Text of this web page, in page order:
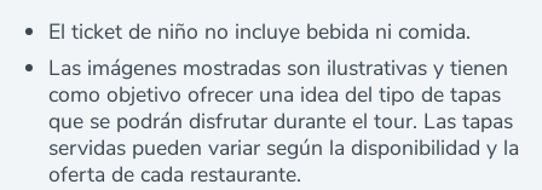
El ticket de niño no incluye bebida ni comida.
Las imágenes mostradas son ilustrativas y tienen
como objetivo ofrecer una idea del tipo de tapas
que se podrán disfrutar durante el tour. Las tapas
servidas pueden variar según la disponibilidad y la
oferta de cada restaurante.